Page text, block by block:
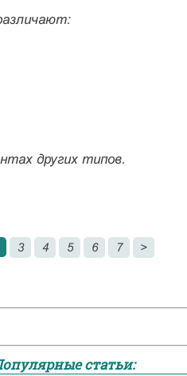
других типов.
3 4 5 6 7 >
статьи: